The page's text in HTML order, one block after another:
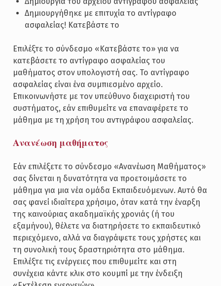
Δημιουργήθηκε με επιτυχία το αντίγραφο
ασφαλείας! Κατεβάστε το
Επιλέξτε το σύνδεσμο «Κατεβάστε το» για να
κατεβάσετε το αντίγραφο ασφαλείας του
μαθήματος στον υπολογιστή σας. Το αντίγραφο
ασφαλείας είναι ένα συμπιεσμένο αρχείο.
Επικοινωνήστε με τον υπεύθυνο διαχειριστή του
συστήματος, εάν επιθυμείτε να επαναφέρετε το
μάθημα με τη χρήση του αντιγράφου ασφαλείας.
Ανανέωση μαθήματος
Εάν επιλέξετε το σύνδεσμο «Ανανέωση Μαθήματος»
σας δίνεται η δυνατότητα να προετοιμάσετε το
μάθημα για μια νέα ομάδα Εκπαιδευόμενων. Αυτό θα
σας φανεί ιδιαίτερα χρήσιμο, όταν κατά την έναρξη
της καινούριας ακαδημαϊκής χρονιάς (ή του
εξαμήνου), θέλετε να διατηρήσετε το εκπαιδευτικό
περιεχόμενο, αλλά να διαγράψετε τους χρήστες και
τη συνολική τους δραστηριότητα στο μάθημα.
Επιλέξτε τις ενέργειες που επιθυμείτε και στη
συνέχεια κάντε κλικ στο κουμπί με την ένδειξη